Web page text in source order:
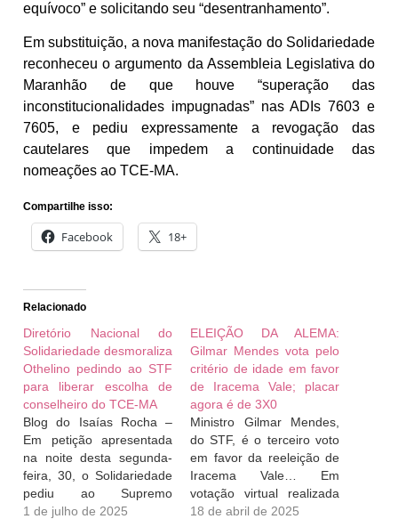
equívoco” e solicitando seu “desentranhamento”.
Em substituição, a nova manifestação do Solidariedade
reconheceu o argumento da Assembleia Legislativa do
Maranhão de que houve “superação das
inconstitucionalidades impugnadas” nas ADIs 7603 e
7605, e pediu expressamente a revogação das
cautelares que impedem a continuidade das
nomeações ao TCE-MA.
Compartilhe isso:
Facebook 18+
Relacionado
Diretório Nacional do
Solidariedade desmoraliza
Othelino pedindo ao STF
para liberar escolha de
conselheiro do TCE-MA
Blog do Isaías Rocha –
Em petição apresentada
na noite desta segunda-
feira, 30, o Solidariedade
pediu ao Supremo
Tribunal Federal (STF) a
1 de julho de 2025
ELEIÇÃO DA ALEMA:
Gilmar Mendes vota pelo
critério de idade em favor
de Iracema Vale; placar
agora é de 3X0
Ministro Gilmar Mendes,
do STF, é o terceiro voto
em favor da reeleição de
Iracema Vale… Em
votação virtual realizada
nesta sexta-feira (18), o
18 de abril de 2025